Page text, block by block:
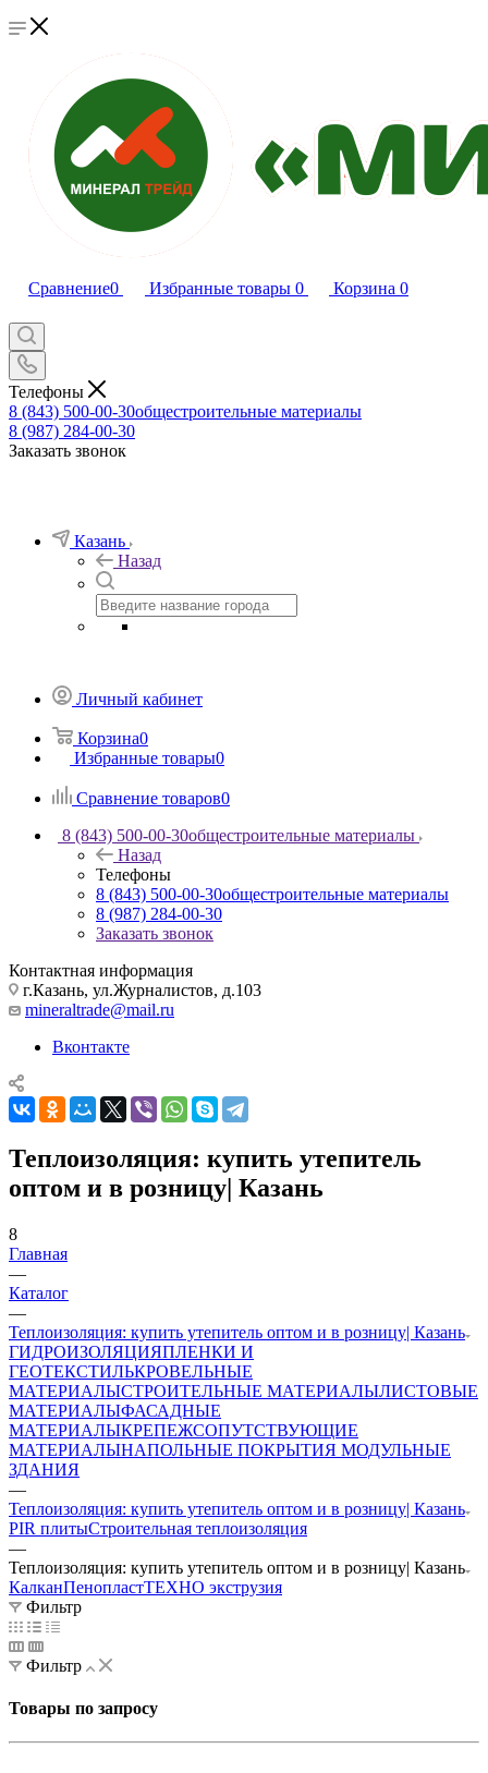
Сравнение0 Избранные товары 0 Корзина 0
Телефоны
8 (843) 500-00-30общестроительные материалы
8 (987) 284-00-30
Заказать звонок
Казань
Назад
Личный кабинет
Корзина0
Избранные товары0
Сравнение товаров0
8 (843) 500-00-30общестроительные материалы
Назад
Телефоны
8 (843) 500-00-30общестроительные материалы
8 (987) 284-00-30
Заказать звонок
Контактная информация
г.Казань, ул.Журналистов, д.103
mineraltrade@mail.ru
Вконтакте
Теплоизоляция: купить утепитель
оптом и в розницу| Казань
8
Главная
—
Каталог
—
Теплоизоляция: купить утепитель оптом и в розницу| Казань
ГИДРОИЗОЛЯЦИЯПЛЕНКИ И
ГЕОТЕКСТИЛЬКРОВЕЛЬНЫЕ
МАТЕРИАЛЫСТРОИТЕЛЬНЫЕ МАТЕРИАЛЫЛИСТОВЫЕ
МАТЕРИАЛЫФАСАДНЫЕ
МАТЕРИАЛЫКРЕПЕЖСОПУТСТВУЮЩИЕ
МАТЕРИАЛЫНАПОЛЬНЫЕ ПОКРЫТИЯ МОДУЛЬНЫЕ
ЗДАНИЯ
—
Теплоизоляция: купить утепитель оптом и в розницу| Казань
PIR плитыСтроительная теплоизоляция
—
Теплоизоляция: купить утепитель оптом и в розницу| Казань
КалканПенопластТЕХНО экструзия
Фильтр
Фильтр
Товары по запросу